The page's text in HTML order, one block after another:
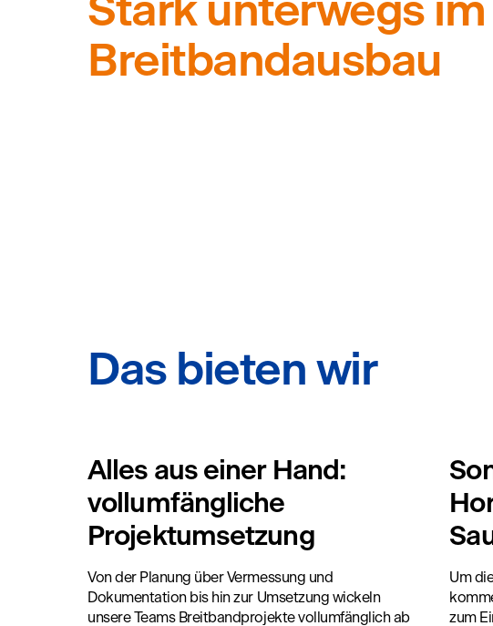
Stark unterwegs im
Breitbandausbau
Das bieten wir
Alles aus einer Hand:
vollumfängliche
Projektumsetzung
Von der Planung über Vermessung und
Dokumentation bis hin zur Umsetzung wickeln
unsere Teams Breitbandprojekte vollumfänglich ab
Um
zum